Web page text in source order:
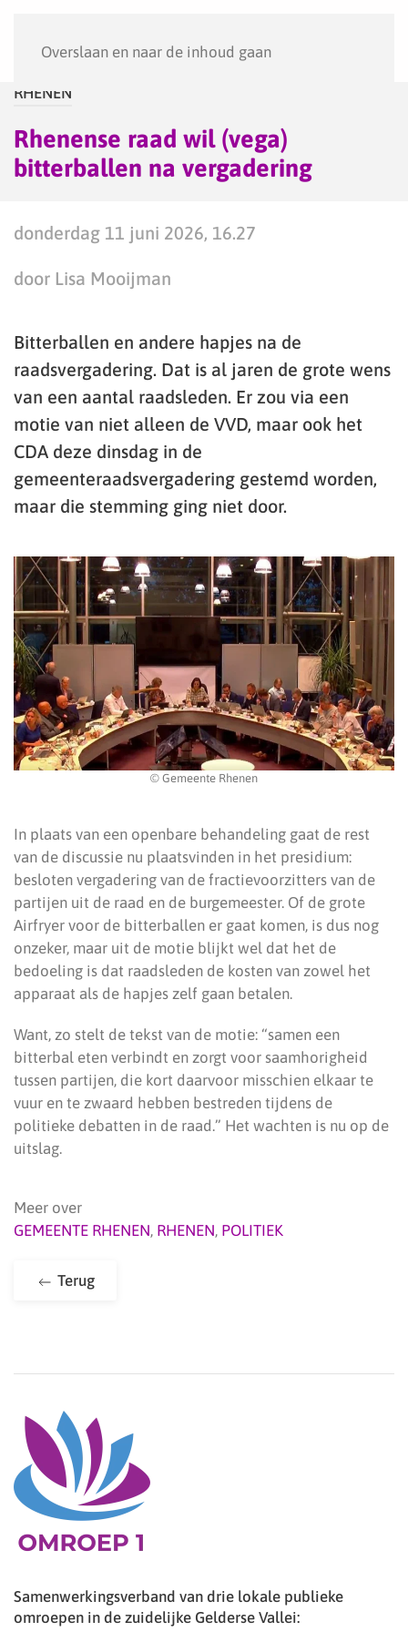
Overslaan en naar de inhoud gaan
RHENEN
Rhenense raad wil (vega)
bitterballen na vergadering
donderdag 11 juni 2026, 16.27
door Lisa Mooijman
Bitterballen en andere hapjes na de
raadsvergadering. Dat is al jaren de grote wens
van een aantal raadsleden. Er zou via een
motie van niet alleen de VVD, maar ook het
CDA deze dinsdag in de
gemeenteraadsvergadering gestemd worden,
maar die stemming ging niet door.
© Gemeente Rhenen
In plaats van een openbare behandeling gaat de rest
van de discussie nu plaatsvinden in het presidium:
besloten vergadering van de fractievoorzitters van de
partijen uit de raad en de burgemeester. Of de grote
Airfryer voor de bitterballen er gaat komen, is dus nog
onzeker, maar uit de motie blijkt wel dat het de
bedoeling is dat raadsleden de kosten van zowel het
apparaat als de hapjes zelf gaan betalen.
Want, zo stelt de tekst van de motie: “samen een
bitterbal eten verbindt en zorgt voor saamhorigheid
tussen partijen, die kort daarvoor misschien elkaar te
vuur en te zwaard hebben bestreden tijdens de
politieke debatten in de raad.” Het wachten is nu op de
uitslag.
Meer over
GEMEENTE RHENEN, RHENEN, POLITIEK
Terug
Samenwerkingsverband van drie lokale publieke
omroepen in de zuidelijke Gelderse Vallei: